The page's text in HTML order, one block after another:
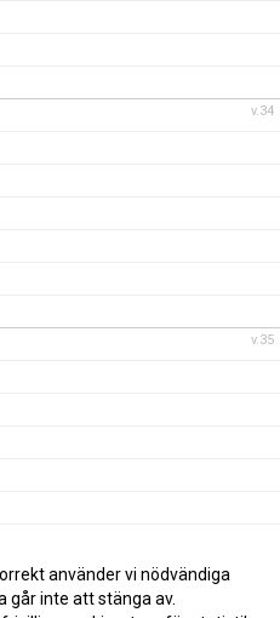
v.34
v.35
använder vi nödvändiga
går inte att stänga av.